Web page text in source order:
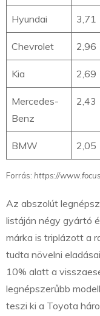
Hyundai 3,71
Chevrolet 2,96
Kia 2,69
Mercedes-
Benz
2,43
BMW 2,05
Forrás: https://
Az abszolút
listáján négy gyártó
márka is triplázott a
tudta növelni
10% alatt a
legnépszerűbb
teszi ki a Toyota